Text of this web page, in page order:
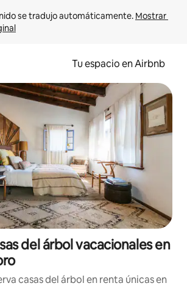
se tradujo automáticamente. Mostrar
Tu espacio en Airbnb
del árbol vacacionales en
casas del árbol en renta únicas en